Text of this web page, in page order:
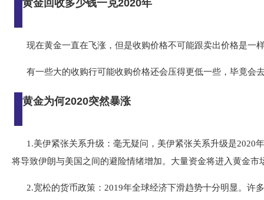
黄金回收多少钱一克2020年
现在黄金一直在飞涨，但是收购价格不可能跟卖出价格是一
有一些大的收购行可能收购价格还会压得更低一些，毕竟会
黄金为何2020突然暴涨
1.美伊紧张关系升级：毫无疑问，美伊紧张关系升级是2020
将导致伊朗与美国之间的避险情绪增加。大量资金将进入黄金市
2.宽松的货币政策：2019年全球经济下滑趋势十分明显。许